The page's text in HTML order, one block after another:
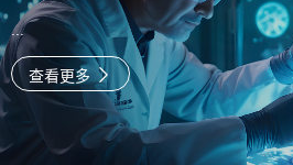
...
查看更多